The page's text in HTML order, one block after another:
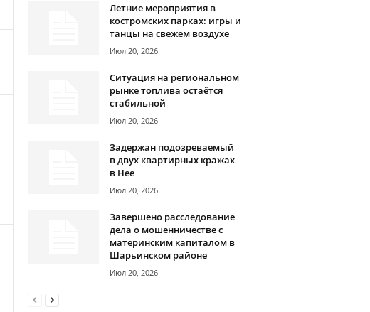
Летние мероприятия в
костромских парках: игры и
танцы на свежем воздухе
Июл 20, 2026
Ситуация на региональном
рынке топлива остаётся
стабильной
Июл 20, 2026
Задержан подозреваемый
в двух квартирных кражах
в Нее
Июл 20, 2026
Завершено расследование
дела о мошенничестве с
материнским капиталом в
Шарьинском районе
Июл 20, 2026